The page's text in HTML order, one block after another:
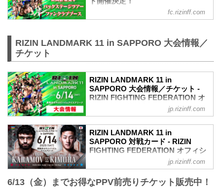
『RIZIN LANDMARK 11 in SAPPORO』
ース」 の開催が決定しました！ぜひご応
in SAPPORO』 公開計量 見学ご招待 ■
開催日時 2025年6月13日（金） 15：30
開始（予定） ※開催時間は前後する場合
がございます。※集合時間等の詳細は、
当選者へのみご案内いたします。 ■開催
場所 サッポロファクトリー アトリウム ■
イベント内...
fc.rizinff.com
RIZIN LANDMARK 11 in SAPPORO 大会情報／
チケット
RIZIN LANDMARK 11 in
SAPPORO 大会情報／チケット -
RIZIN FIGHTING FEDERATION オ
- YouTube
youtu.be
RIZIN LANDMARK 11 in SAPPORO 大会
2025年6月14日（土）12:00開場 / 14:00開
始
jp.rizinff.com
RIZIN LANDMARK 11 in
SAPPORO 対戦カード - RIZIN
FIGHTING FEDERATION オフィシ
第15試合／ヴガール・ケラモフ vs. 木村
jp.rizinff.com
6/13（金）までお得なPPV前売りチケット販売中！